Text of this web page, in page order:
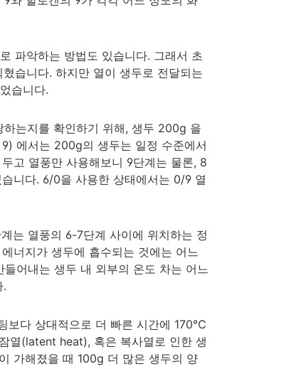
파악하는 방법도 있습니다. 그래서 초
습니다. 하지만 열이 생두로 전달되는
습니다.
는지를 확인하기 위해, 생두 200g 을
에서는 200g의 생두는 일정 수준에서
고 열풍만 사용해보니 9단계는 물론, 8
니다. 6/0을 사용한 상태에서는 0/9 열
는 열풍의 6-7단계 사이에 위치하는 정
너지가 생두에 흡수되는 것에는 어느
어내는 생두 내 외부의 온도 차는 어느
.
보다 상대적으로 더 빠른 시간에 170℃
열(latent heat), 혹은 복사열로 인한 생
가해졌을 때 100g 더 많은 생두의 양